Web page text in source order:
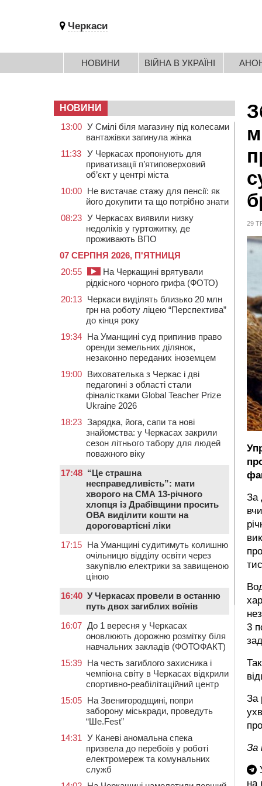
Черкаси
НОВИНИ ВІЙНА В УКРАЇНІ
29
За
3
За
За
на
НОВИНИ
13:00 У Смілі біля магазину під колесами
вантажівки загинула жінка
11:33 У Черкасах пропонують для
приватизації п’ятиповерховий
об’єкт у центрі міста
10:00 Не вистачає стажу для пенсії: як
його докупити та що потрібно знати
08:23 У Черкасах виявили низку
недоліків у гуртожитку, де
проживають ВПО
07 СЕРПНЯ 2026, П'ЯТНИЦЯ
20:55
На Черкащині врятували
рідкісного чорного грифа (ФОТО)
20:13 Черкаси виділять близько 20 млн
грн на роботу ліцею “Перспектива”
до кінця року
19:34 На Уманщині суд припинив право
оренди земельних ділянок,
незаконно переданих іноземцем
19:00 Вихователька з Черкас і дві
педагогині з області стали
фіналістками Global Teacher Prize
Ukraine 2026
18:23 Зарядка, йога, сапи та нові
знайомства: у Черкасах закрили
сезон літнього табору для людей
поважного віку
17:48 “Це страшна
несправедливість”: мати
хворого на СМА 13-річного
хлопця із Драбівщини просить
ОВА виділити кошти на
дороговартісні ліки
17:15 На Уманщині судитимуть колишню
очільницю відділу освіти через
закупівлю електрики за завищеною
ціною
16:40 У Черкасах провели в останню
путь двох загиблих воїнів
16:07 До 1 вересня у Черкасах
оновлюють дорожню розмітку біля
навчальних закладів (ФОТОФАКТ)
15:39 На честь загиблого захисника і
чемпіона світу в Черкасах відкрили
спортивно-реабілітаційний центр
15:05 На Звенигородщині, попри
заборону міськради, проведуть
“Ше.Fest”
14:31 У Каневі аномальна спека
призвела до перебоїв у роботі
електромереж та комунальних
служб